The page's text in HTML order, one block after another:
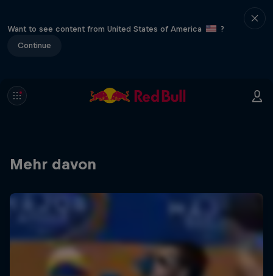
Want to see content from United States of America
?
Continue
Mehr davon